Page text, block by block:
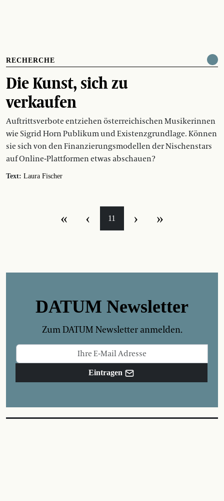
RECHERCHE
Die Kunst, sich zu
verkaufen
Auftrittsverbote entziehen österreichischen Musikerinnen
wie Sigrid Horn Publikum und Existenzgrundlage. Können
sie sich von den Finanzierungsmodellen der Nischenstars
auf Online-Plattformen etwas abschauen?
Text: Laura Fischer
« ‹ 11 › »
DATUM Newsletter
Zum DATUM Newsletter anmelden.
Eintragen